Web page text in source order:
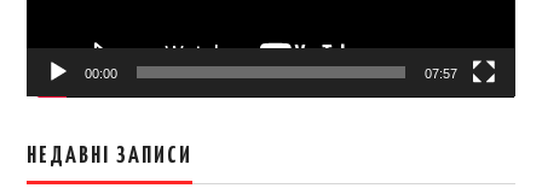
00:00 07:57
НЕДАВНІ ЗАПИСИ